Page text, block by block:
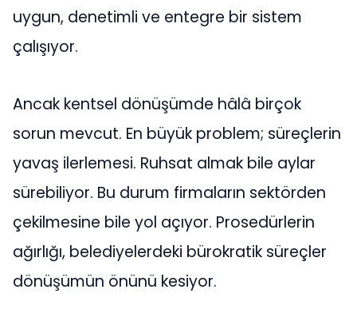
uygun, denetimli ve entegre bir sistem
çalışıyor.
Ancak kentsel dönüşümde hâlâ birçok
sorun mevcut. En büyük problem; süreçlerin
yavaş ilerlemesi. Ruhsat almak bile aylar
sürebiliyor. Bu durum firmaların sektörden
çekilmesine bile yol açıyor. Prosedürlerin
ağırlığı, belediyelerdeki bürokratik süreçler
dönüşümün önünü kesiyor.